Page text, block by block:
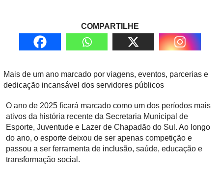
COMPARTILHE
Mais de um ano marcado por viagens, eventos, parcerias e
dedicação incansável dos servidores públicos
O ano de 2025 ficará marcado como um dos períodos mais
ativos da história recente da Secretaria Municipal de
Esporte, Juventude e Lazer de Chapadão do Sul. Ao longo
do ano, o esporte deixou de ser apenas competição e
passou a ser ferramenta de inclusão, saúde, educação e
transformação social.